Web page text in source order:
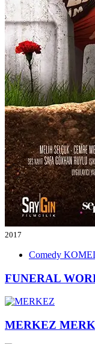
2017
Comedy
FUNERAL
MERKEZ